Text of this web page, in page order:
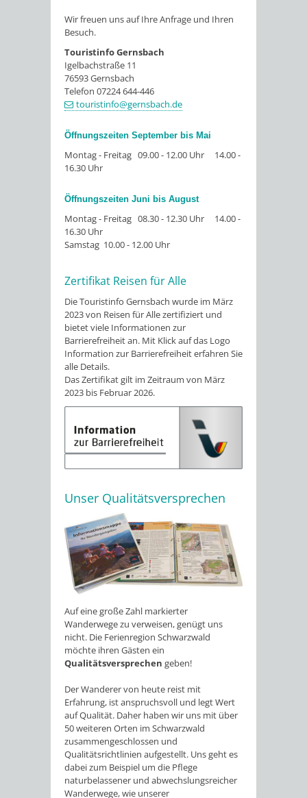
Wir freuen uns auf Ihre Anfrage und Ihren
Besuch.
Touristinfo Gernsbach
Igelbachstraße 11
76593 Gernsbach
Telefon 07224 644-446
touristinfo@gernsbach.de
Öffnungszeiten September bis Mai
Montag - Freitag 09.00 - 12.00 Uhr 14.00 -
16.30 Uhr
Öffnungszeiten Juni bis August
Montag - Freitag 08.30 - 12.30 Uhr 14.00 -
16.30 Uhr
Samstag 10.00 - 12.00 Uhr
Zertifikat Reisen für Alle
Die Touristinfo Gernsbach wurde im März
2023 von Reisen für Alle zertifiziert und
bietet viele Informationen zur
Barrierefreiheit an. Mit Klick auf das Logo
Information zur Barrierefreiheit erfahren Sie
alle Details.
Das Zertifikat gilt im Zeitraum von März
2023 bis Februar 2026.
Unser Qualitätsversprechen
Auf eine große Zahl markierter
Wanderwege zu verweisen, genügt uns
nicht. Die Ferienregion Schwarzwald
möchte ihren Gästen ein
Qualitätsversprechen geben!
Der Wanderer von heute reist mit
Erfahrung, ist anspruchsvoll und legt Wert
auf Qualität. Daher haben wir uns mit über
50 weiteren Orten im Schwarzwald
zusammengeschlossen und
Qualitätsrichtlinien aufgestellt. Uns geht es
dabei zum Beispiel um die Pflege
naturbelassener und abwechslungsreicher
Wanderwege, wie unserer